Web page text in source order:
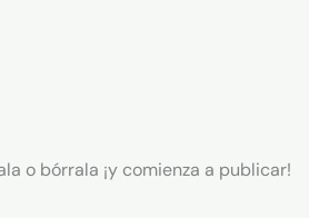
o bórrala ¡y comienza a publicar!